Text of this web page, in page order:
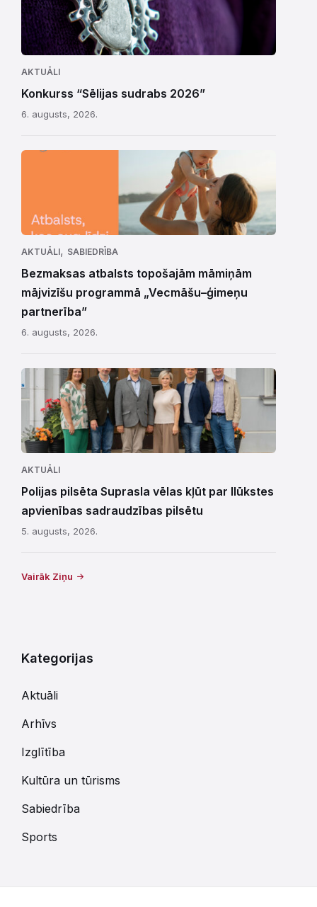
AKTUĀLI
Konkurss “Sēlijas sudrabs 2026”
6. augusts, 2026.
AKTUĀLI, SABIEDRĪBA
Bezmaksas atbalsts topošajām māmiņām
mājvizīšu programmā „Vecmāšu–ģimeņu
partnerība”
6. augusts, 2026.
AKTUĀLI
Polijas pilsēta Suprasla vēlas kļūt par Ilūkstes
apvienības sadraudzības pilsētu
5. augusts, 2026.
Vairāk Ziņu
Kategorijas
Aktuāli
Arhīvs
Izglītība
Kultūra un tūrisms
Sabiedrība
Sports